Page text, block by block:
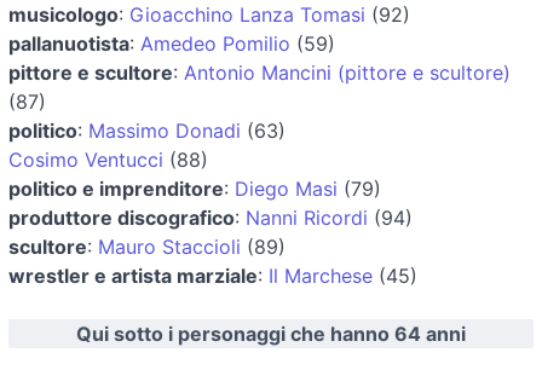
musicologo: Gioacchino Lanza Tomasi (92)
pallanuotista: Amedeo Pomilio (59)
pittore e scultore: Antonio Mancini (pittore e scultore)
(87)
politico: Massimo Donadi (63)
Cosimo Ventucci (88)
politico e imprenditore: Diego Masi (79)
produttore discografico: Nanni Ricordi (94)
scultore: Mauro Staccioli (89)
wrestler e artista marziale: Il Marchese (45)
Qui sotto i personaggi che hanno 64 anni